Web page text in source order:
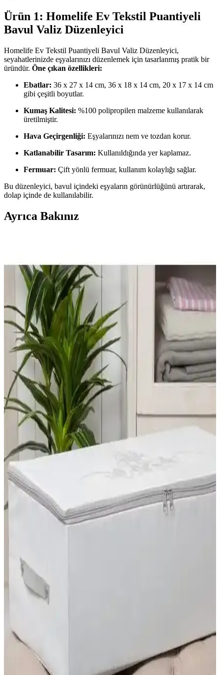
Ürün 1: Homelife Ev Tekstil Puantiyeli
Bavul Valiz Düzenleyici
Homelife Ev Tekstil Puantiyeli Bavul Valiz Düzenleyici,
seyahatlerinizde eşyalarınızı düzenlemek için tasarlanmış pratik bir
üründür. Öne çıkan özellikleri:
Ebatlar: 36 x 27 x 14 cm, 36 x 18 x 14 cm, 20 x 17 x 14 cm
gibi çeşitli boyutlar.
Kumaş Kalitesi: %100 polipropilen malzeme kullanılarak
üretilmiştir.
Hava Geçirgenliği: Eşyalarınızı nem ve tozdan korur.
Katlanabilir Tasarım: Kullanıldığında yer kaplamaz.
Fermuar: Çift yönlü fermuar, kullanım kolaylığı sağlar.
Bu düzenleyici, bavul içindeki eşyaların görünürlüğünü artırarak,
dolap içinde de kullanılabilir.
Ayrıca Bakınız
Madame Coco'nun farklı boyutlardaki çiçek desenli hurçları,
dayanıklı malzemeleri ve şık tasarımlarıyla depolama ve düzenleme
çözümleri sunar, kullanım kolaylığı sağlar.
English Home Organizer Setleri Karşılaştırması:
Malzeme, Boyut ve Kullanım Özellikleri
Bu makalede, English Home'un iki farklı organizer ürününü
malzeme, boyut, kullanım alanları ve kullanıcı yorumlarıyla detaylı
karşılaştırıyoruz.
Nacarev ve Ocean Home Textile Orta Boy Hurçlar
Karşılaştırması Evde Düzen ve Saklama Çözümleri
İki popüler orta boy hurç modelini detaylı karşılaştırıyoruz. Nacarev
ve Ocean Home Textile ürünleri, kullanım alanları, kullanıcı
yorumları ve özellikleriyle evde düzen ve saklama çözümleri
Tengiz Home 6'lı bavul düzenleyici seti seyahat ve ev
kullanımı için ideal çözümler sunar
Tengiz Home'un 6'lı hurç seti, farklı boyutlarda tasarlandı, dayanıklı
malzemesi ve estetik görünümüyle seyahatte ve evde düzen sağlar,
ihtiyaçlara uygun çözümler sunar.
Mor Bebe Baby ve Tengiz Home Bavul
özellikleri, kullanıcı yorumları ve kullanım alanları karşılaştırılarak
sizin için en uygun seçeneği belirlemenize yardımcı oluyor.
Nişan Bavulu Fiyatları ve Dekorasyonda Kullanım
İpuçları
anlamlı hale getirin.
Bavul Kılıfı Seçenekleri ve Seyahat Güvenliğinizi
Artıran İpuçları